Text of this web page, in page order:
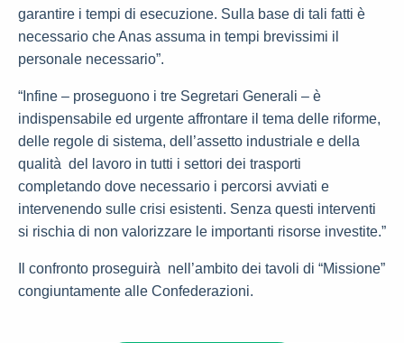
garantire i tempi di esecuzione. Sulla base di tali fatti è
necessario che Anas assuma in tempi brevissimi il
personale necessario”.
“Infine – proseguono i tre Segretari Generali – è
indispensabile ed urgente affrontare il tema delle riforme,
delle regole di sistema, dell’assetto industriale e della
qualità del lavoro in tutti i settori dei trasporti
completando dove necessario i percorsi avviati e
intervenendo sulle crisi esistenti. Senza questi interventi
si rischia di non valorizzare le importanti risorse investite.”
Il confronto proseguirà nell’ambito dei tavoli di “Missione”
congiuntamente alle Confederazioni.